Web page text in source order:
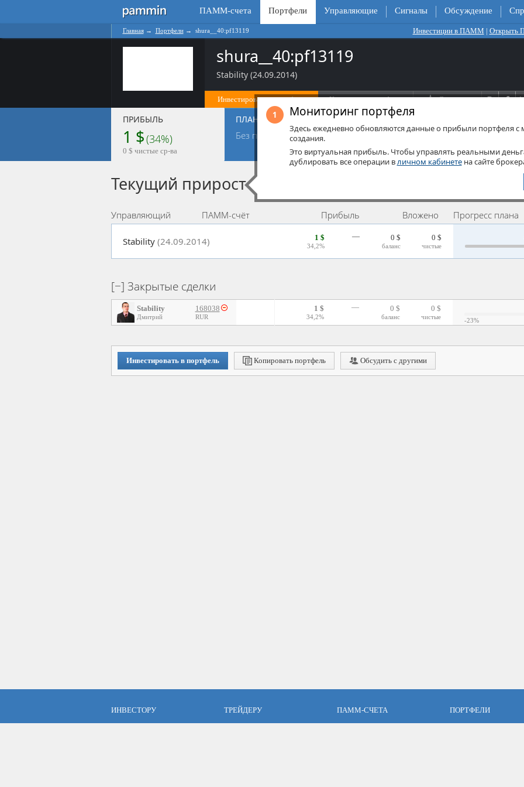
ПАММ-счета Портфели Управляющие Сигналы Обсуждение
Главная→ Портфели→ shura__40:pf13119 Инвестиции в ПАММ |
shura__40:pf13119
Stability (24.09.2014)
Инвестировать в портфель Копировать портфель Следить
ПРИБЫЛЬ
1 $(34%)
0 $ чистые ср-ва
ПЛАН
Без плана
ОПЕРАЦИИ
91 проведено
0заявлено
0 записей
0коммент.
Текущий прирост
Управляющий ПАММ-счёт Прибыль Вложено Прогресс плана
Stability (24.09.2014) 1 $
34,2%
— 0 $
баланс
0 $
чистые
Закрытые сделки
Stability
Дмитрий
168038
RUR
1 $
34,2%
— 0 $
баланс
0 $
чистые -23%
Инвестировать в портфель Копировать портфель Обсудить с другими
ИНВЕСТОРУ
ТРЕЙДЕРУ
ПАММ-СЧЕТА
ПОРТФЕЛИ
1 Мониторинг портфеля
Здесь ежедневно обновляются данные о прибыли портфеля с
создания.
Это виртуальная прибыль. Чтобы управлять реальными
дублировать все операции вличном кабинетена сайте